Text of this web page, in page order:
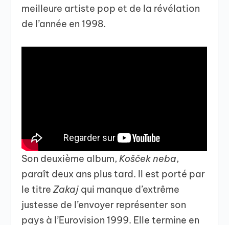
meilleure artiste pop et de la révélation
de l’année en 1998.
Son deuxième album,Košček neba,
paraît deux ans plus tard. Il est porté par
le titreZakaj qui manque d’extrême
justesse de l’envoyer représenter son
pays à l’Eurovision 1999. Elle termine en